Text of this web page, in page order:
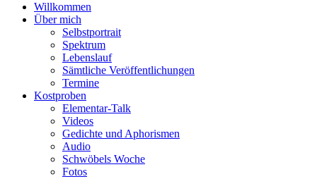
Willkommen
Über mich
Selbstportrait
Spektrum
Lebenslauf
Sämtliche Veröffentlichungen
Termine
Kostproben
Elementar-Talk
Videos
Gedichte und Aphorismen
Audio
Schwöbels Woche
Fotos